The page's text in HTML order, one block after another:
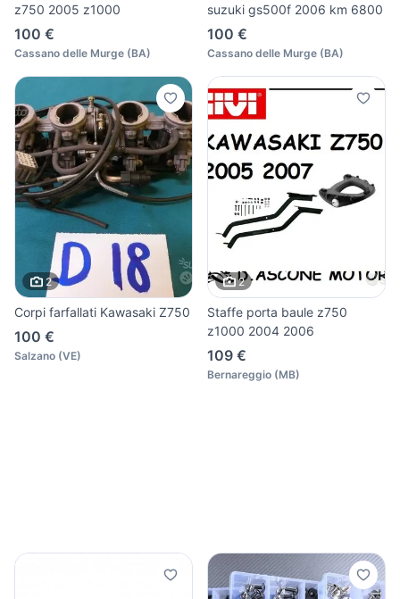
z750 2005 z1000
100 €
Cassano delle Murge (BA)
suzuki gs500f 2006 km 6800
100 €
Cassano delle Murge (BA)
2
Corpi farfallati Kawasaki Z750
100 €
Salzano (VE)
2
Staffe porta baule z750
z1000 2004 2006
109 €
Bernareggio (MB)